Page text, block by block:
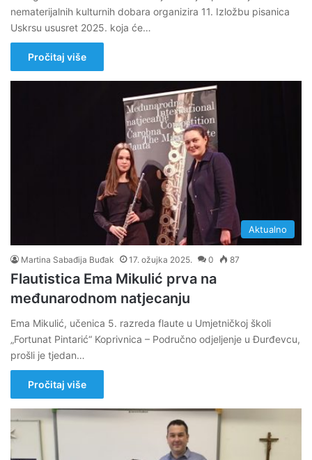
nematerijalnih kulturnih dobara organizira 11. Izložbu pisanica
Uskrsu ususret 2025. koja će…
Pročitaj više
Aktualno
Martina Sabađija Buđak 17. ožujka 2025. 0 87
Flautistica Ema Mikulić prva na
međunarodnom natjecanju
Ema Mikulić, učenica 5. razreda flaute u Umjetničkoj školi
„Fortunat Pintarić“ Koprivnica – Područno odjeljenje u Đurđevcu,
prošli je tjedan…
Pročitaj više